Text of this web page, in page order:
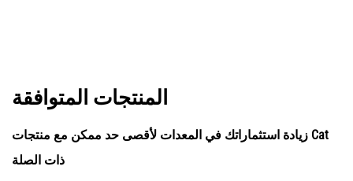
المنتجات المتوافقة
زيادة استثماراتك في المعدات لأقصى حد ممكن مع منتجات Cat
ذات الصلة